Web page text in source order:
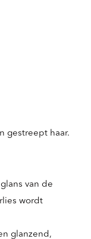
gestreept haar.
van de
wordt
glanzend,